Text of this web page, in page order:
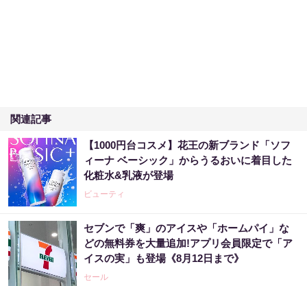
関連記事
【1000円台コスメ】花王の新ブランド「ソフ
ィーナ ベーシック」からうるおいに着目した
化粧水&乳液が登場
ビューティ
セブンで「爽」のアイスや「ホームパイ」な
どの無料券を大量追加!アプリ会員限定で「ア
イスの実」も登場《8月12日まで》
セール